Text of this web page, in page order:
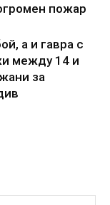
пожар
а и гавра с
между 14 и
за